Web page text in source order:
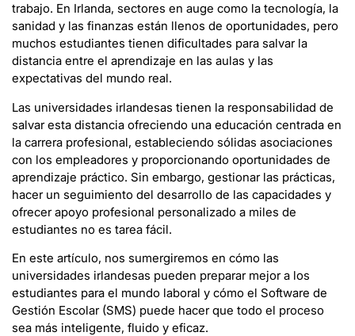
trabajo. En Irlanda, sectores en auge como la tecnología, la
sanidad y las finanzas están llenos de oportunidades, pero
muchos estudiantes tienen dificultades para salvar la
distancia entre el aprendizaje en las aulas y las
expectativas del mundo real.
Las universidades irlandesas tienen la responsabilidad de
salvar esta distancia ofreciendo una educación centrada en
la carrera profesional, estableciendo sólidas asociaciones
con los empleadores y proporcionando oportunidades de
aprendizaje práctico. Sin embargo, gestionar las prácticas,
hacer un seguimiento del desarrollo de las capacidades y
ofrecer apoyo profesional personalizado a miles de
estudiantes no es tarea fácil.
En este artículo, nos sumergiremos en cómo las
universidades irlandesas pueden preparar mejor a los
estudiantes para el mundo laboral y cómo el Software de
Gestión Escolar (SMS) puede hacer que todo el proceso
sea más inteligente, fluido y eficaz.